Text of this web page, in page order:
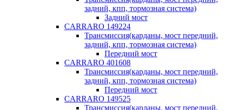
задний, кпп, тормозная система)
Задний мост
CARRARO 149224
Трансмиссия(карданы, мост передний,
задний, кпп, тормозная система)
Передний мост
CARRARO 401608
Трансмиссия(карданы, мост передний,
задний, кпп, тормозная система)
Передний мост
CARRARO 149525
Трансмиссия(карданы, мост передний,